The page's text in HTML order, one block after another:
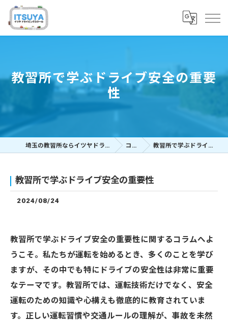
教習所で学ぶドライブ安全の重要
性
埼玉の教習所ならイツヤドライビングスクール コラム 教習所で学ぶドライブ安全の重要性
教習所で学ぶドライブ安全の重要性
2024/08/24
教習所で学ぶドライブ安全の重要性に関するコラムへよ
うこそ。私たちが運転を始めるとき、多くのことを学び
ますが、その中でも特にドライブの安全性は非常に重要
なテーマです。教習所では、運転技術だけでなく、安全
運転のための知識や心構えも徹底的に教育されていま
す。正しい運転習慣や交通ルールの理解が、事故を未然